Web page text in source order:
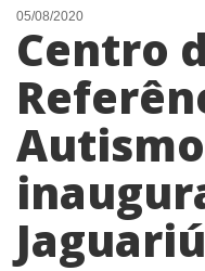
NOTÍCIAS
LISTA DIGITAL
CONTATO
ANUNCIE
05/08/2020
Centro